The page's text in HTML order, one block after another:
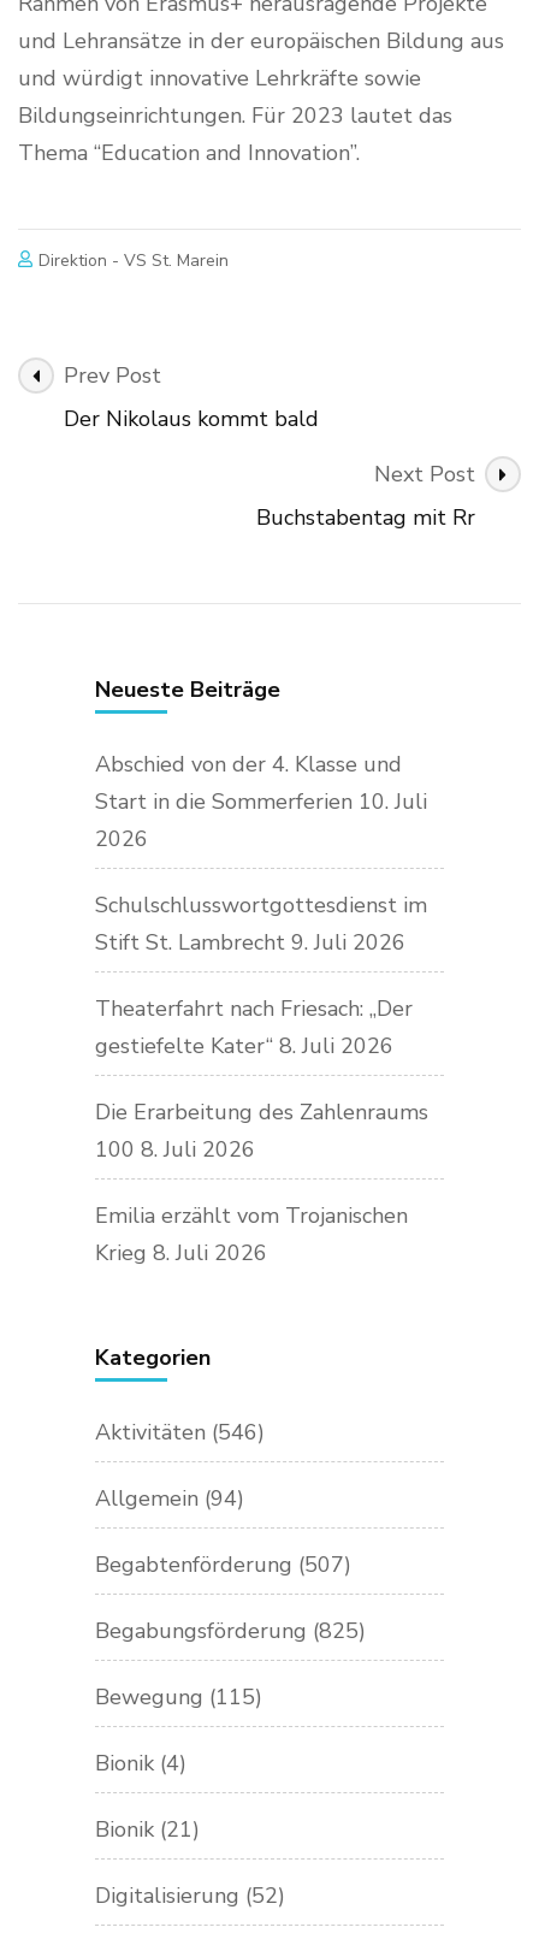
und Lehransätze in der europäischen Bildung aus
und würdigt innovative Lehrkräfte sowie
Bildungseinrichtungen. Für 2023 lautet das
Thema “Education and Innovation”.
Direktion - VS St. Marein
Post
Navigation
Prev Post
Der Nikolaus kommt bald
Next Post
Buchstabentag mit Rr
Neueste Beiträge
Abschied von der 4. Klasse und
Start in die Sommerferien 10. Juli
2026
Schulschlusswortgottesdienst im
Stift St. Lambrecht 9. Juli 2026
Theaterfahrt nach Friesach: „Der
gestiefelte Kater“ 8. Juli 2026
Die Erarbeitung des Zahlenraums
100 8. Juli 2026
Emilia erzählt vom Trojanischen
Krieg 8. Juli 2026
Kategorien
Aktivitäten (546)
Allgemein (94)
Begabtenförderung (507)
Begabungsförderung (825)
Bewegung (115)
Bionik (4)
Bionik (21)
Digitalisierung (52)